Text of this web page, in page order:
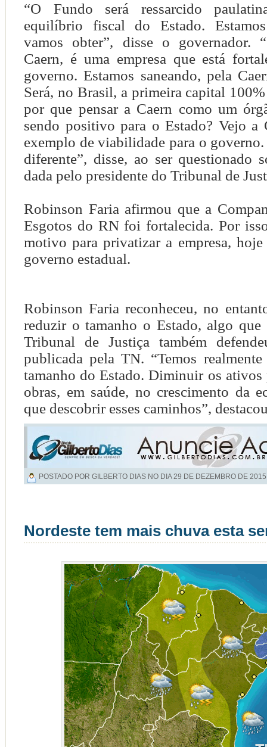
“O Fundo será ressarcido
equilíbrio fiscal do Estado.
vamos obter”, disse o governador.
Caern, é uma empresa que está
governo. Estamos saneando, pela
Será, no Brasil, a primeira capital 100%
por que pensar a Caern como um
sendo positivo para o Estado? Vejo a
exemplo de viabilidade para o
diferente”, disse, ao ser questionado
dada pelo presidente do Tribunal de
Robinson Faria afirmou que a
Esgotos do RN foi fortalecida. Por
motivo para privatizar a empresa,
governo estadual.
Robinson Faria reconheceu, no
reduzir o tamanho o Estado, algo que
Tribunal de Justiça também
publicada pela TN. “Temos
tamanho do Estado. Diminuir os ativos
obras, em saúde, no crescimento da
que descobrir esses caminhos”,
POSTADO POR GILBERTO DIAS NO DIA 29 DE DEZEMBRO DE 2015
Nordeste tem mais chuva esta